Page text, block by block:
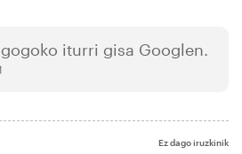
gogoko iturri gisa Googlen.
Ez dago iruzkinik